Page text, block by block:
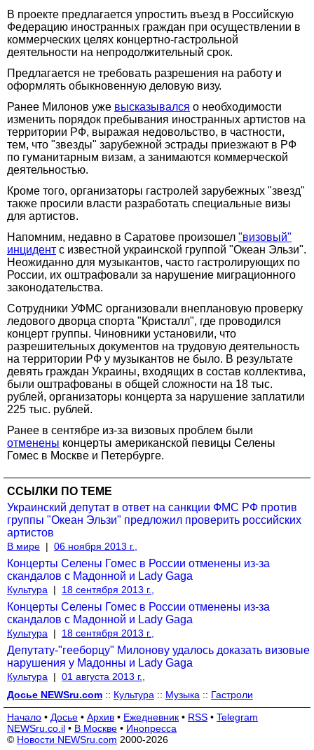
В проекте предлагается упростить въезд в Российскую
Федерацию иностранных граждан при осуществлении в
коммерческих целях концертно-гастрольной
деятельности на непродолжительный срок.
Предлагается не требовать разрешения на работу и
оформлять обыкновенную деловую визу.
Ранее Милонов уже высказывался о необходимости
изменить порядок пребывания иностранных артистов на
территории РФ, выражая недовольство, в частности,
тем, что "звезды" зарубежной эстрады приезжают в РФ
по гуманитарным визам, а занимаются коммерческой
деятельностью.
Кроме того, организаторы гастролей зарубежных "звезд"
также просили власти разработать специальные визы
для артистов.
Напомним, недавно в Саратове произошел "визовый"
инцидент с известной украинской группой "Океан Эльзи".
Неожиданно для музыкантов, часто гастролирующих по
России, их оштрафовали за нарушение миграционного
законодательства.
Сотрудники УФМС организовали внеплановую проверку
ледового дворца спорта "Кристалл", где проводился
концерт группы. Чиновники установили, что
разрешительных документов на трудовую деятельность
на территории РФ у музыкантов не было. В результате
девять граждан Украины, входящих в состав коллектива,
были оштрафованы в общей сложности на 18 тыс.
рублей, организаторы концерта за нарушение заплатили
225 тыс. рублей.
Ранее в сентябре из-за визовых проблем были
отменены концерты американской певицы Селены
Гомес в Москве и Петербурге.
ССЫЛКИ ПО ТЕМЕ
Украинский депутат в ответ на санкции ФМС РФ против
группы "Океан Эльзи" предложил проверить российских
артистов
В мире | 06 ноября 2013 г.,
Концерты Селены Гомес в России отменены из-за
скандалов с Мадонной и Lady Gaga
Культура | 18 сентября 2013 г.,
Концерты Селены Гомес в России отменены из-за
скандалов с Мадонной и Lady Gaga
Культура | 18 сентября 2013 г.,
Депутату-"гееборцу" Милонову удалось доказать визовые
нарушения у Мадонны и Lady Gaga
Культура | 01 августа 2013 г.,
Досье NEWSru.com :: Культура :: Музыка :: Гастроли
Начало • Досье • Архив • Ежедневник • RSS • Telegram
NEWSru.co.il • В Москве • Инопресса
© Новости NEWSru.com 2000-2026